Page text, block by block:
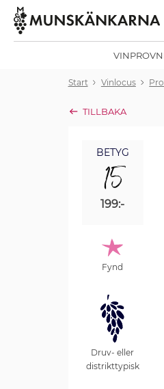
Start Vinlocus
TILLBAKA
BETYG
15
199:-
Fynd
Druv- eller
distrikttypisk